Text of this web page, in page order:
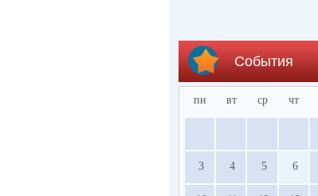
События
пн вт ср чт
3 4 5 6